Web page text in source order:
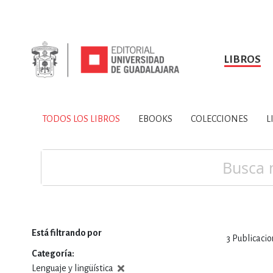
LIBROS
TODOS LOS LIBROS
SOBRE NOSOTROS HISTORIA
CIENCIAS DE LA
TODOS LOS LIBROS EBOOKS COLECCIONES
3
Está filtrando por
Categoría
Lenguaje y lingüística